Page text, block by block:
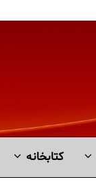
کتابخانە